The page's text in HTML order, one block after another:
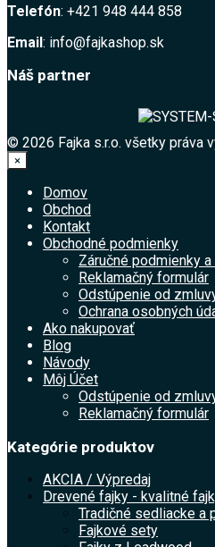
Telefón: +421 948 444 858
Email: info@fajkashop.sk
Náš partner
© 2026 Fajka s.r.o. všetky práva
×
Domov
Obchod
Kontakt
Obchodné podmienky
Záručné podmienky
Reklamačný formulár
Odstúpenie od
Ochrana osobných
Ako nakupovať
Blog
Návody
Môj Účet
Odstúpenie od
Reklamačný formulár
Kategórie produktov
AKCIA / Výpredaj
Drevené fajky - kvalitné
Tradičné sedliacke a
Fajkové sety